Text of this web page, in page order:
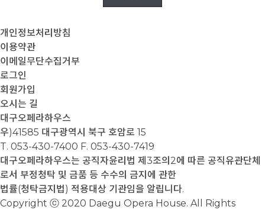
개인정보처리방침
이용약관
이메일무단수집거부
로그인
회원가입
오시는 길
대구오페라하우스
우)41585 대구광역시 북구 호암로 15
T. 053-430-7400 F. 053-430-7419
대구오페라하우스는 공직자윤리법 제3조의2에 따른 공직유관단체
로서 부정청탁 및 금품 등 수수의 금지에 관한
법률(청탁금지법) 적용대상 기관임을 알립니다.
Copyright ⓒ 2020 Daegu Opera House. All Rights